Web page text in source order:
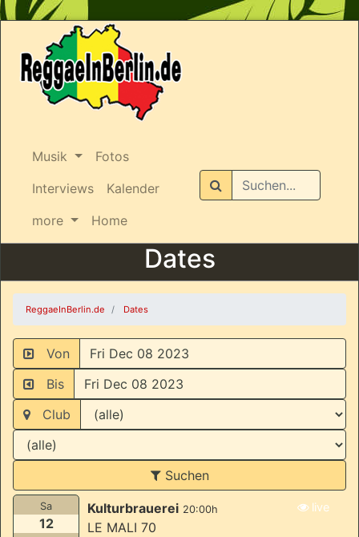
Musik
Fotos
Interviews
Kalender
more
Home
Suchen
Dates
ReggaeInBerlin.de Dates
Von
Bis
Club
Suchen
Sa
12
live
Kulturbrauerei 20:00h
LE MALI 70